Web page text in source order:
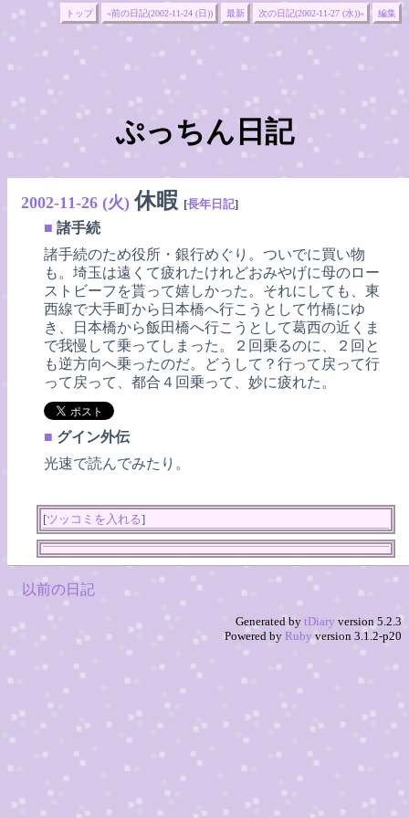
トップ «前の日記(2002-11-24 (日)) 最新 次の日記(2002-11-27 (水))» 編集
ぷっちん日記
2002-11-26 (火) 休暇 [長年日記]
■ 諸手続
諸手続のため役所・銀行めぐり。ついでに買い物
も。埼玉は遠くて疲れたけれどおみやげに母のロー
ストビーフを貰って嬉しかった。それにしても、東
西線で大手町から日本橋へ行こうとして竹橋にゆ
き、日本橋から飯田橋へ行こうとして葛西の近くま
で我慢して乗ってしまった。２回乗るのに、２回と
も逆方向へ乗ったのだ。どうして？行って戻って行
って戻って、都合４回乗って、妙に疲れた。
■ グイン外伝
光速で読んでみたり。
[ツッコミを入れる]
以前の日記
Generated by tDiary version 5.2.3
Powered by Rubyversion 3.1.2-p20